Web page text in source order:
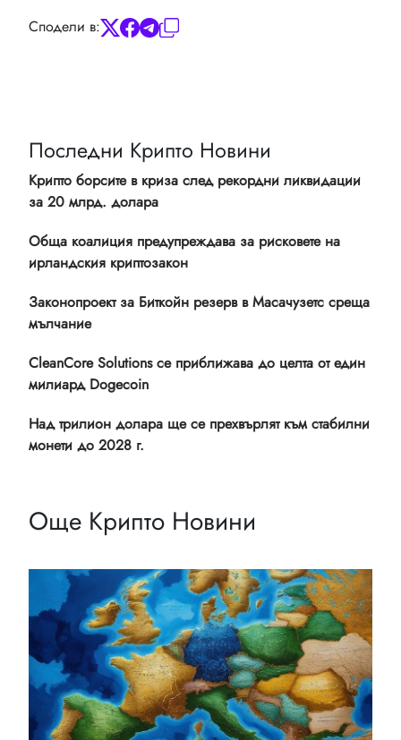
Сподели в:
Последни Крипто Новини
Крипто борсите в криза след рекордни ликвидации
за 20 млрд. долара
Обща коалиция предупреждава за рисковете на
ирландския криптозакон
Законопроект за Биткойн резерв в Масачузетс среща
мълчание
CleanCore Solutions се приближава до целта от един
милиард Dogecoin
Над трилион долара ще се прехвърлят към стабилни
монети до 2028 г.
Още Крипто Новини